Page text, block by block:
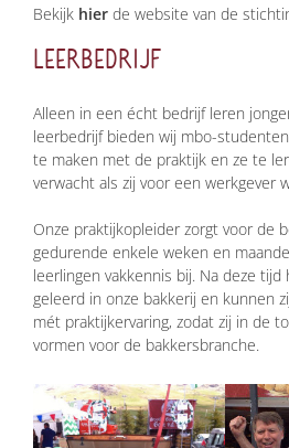
Bekijk hier de website van de
LEERBEDRIJF
Alleen in een écht bedrijf leren
leerbedrijf bieden wij mbo-
te maken met de praktijk en ze te
verwacht als zij voor een werkgever
Onze praktijkopleider zorgt voor de
gedurende enkele weken en
leerlingen vakkennis bij. Na deze
geleerd in onze bakkerij en kunnen
mét praktijkervaring, zodat zij in de
vormen voor de bakkersbranche.